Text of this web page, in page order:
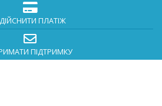
ПЛАТІЖ
ПІДТРИМКУ